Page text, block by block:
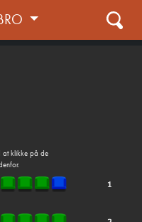
klikke på de